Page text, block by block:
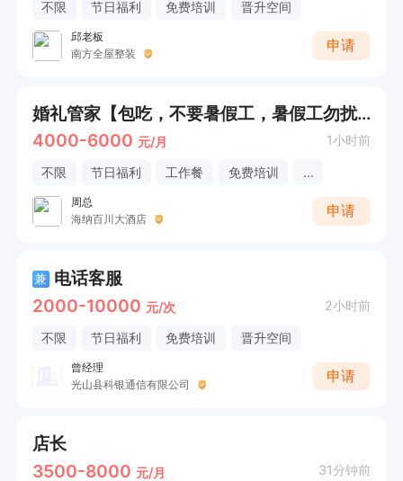
不限 节日福利 免费培训 晋升空间
邱老板
南方全屋整装
申请
婚礼管家【包吃，不要暑假工，暑假工勿扰】
4000-6000 元/月 1小时前
不限 节日福利 工作餐 免费培训 ...
周总
海纳百川大酒店
申请
兼 电话客服
2000-10000 元/次 2小时前
不限 节日福利 免费培训 晋升空间
曾经理
光山县科银通信有限公司
申请
店长
3500-8000 元/月 31分钟前